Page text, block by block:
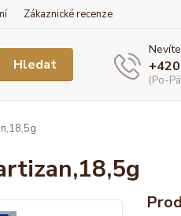
Zákaznické recenze
Hledat
(Po-